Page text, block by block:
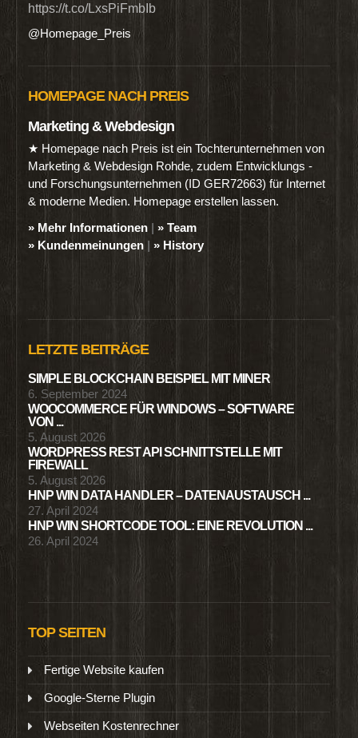
https://t.co/LxsPiFmbIb
@Homepage_Preis
HOMEPAGE NACH PREIS
Marketing & Webdesign
★ Homepage nach Preis ist ein Tochterunternehmen von
Marketing & Webdesign Rohde, zudem Entwicklungs -
und Forschungsunternehmen (ID GER72663) für Internet
& moderne Medien. Homepage erstellen lassen.
» Mehr Informationen | » Team
» Kundenmeinungen | » History
LETZTE BEITRÄGE
SIMPLE BLOCKCHAIN BEISPIEL MIT MINER
6. September 2024
WOOCOMMERCE FÜR WINDOWS – SOFTWARE
VON ...
5. August 2026
WORDPRESS REST API SCHNITTSTELLE MIT
FIREWALL
5. August 2026
HNP WIN DATA HANDLER – DATENAUSTAUSCH ...
27. April 2024
HNP WIN SHORTCODE TOOL: EINE REVOLUTION ...
26. April 2024
TOP SEITEN
Fertige Website kaufen
Google-Sterne Plugin
Webseiten Kostenrechner